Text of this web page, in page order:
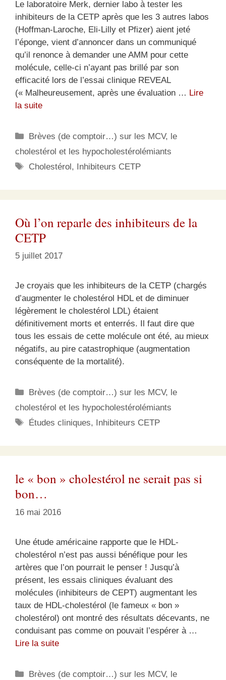
Le laboratoire Merk, dernier labo à tester les
inhibiteurs de la CETP après que les 3 autres labos
(Hoffman-Laroche, Eli-Lilly et Pfizer) aient jeté
l’éponge, vient d’annoncer dans un communiqué
qu’il renonce à demander une AMM pour cette
molécule, celle-ci n’ayant pas brillé par son
efficacité lors de l’essai clinique REVEAL
(« Malheureusement, après une évaluation … Lire
la suite
Catégories
Brèves (de comptoir…) sur les MCV, le
cholestérol et les hypocholestérolémiants
Étiquettes
Cholestérol, Inhibiteurs CETP
Où l’on reparle des inhibiteurs de la
CETP
5 juillet 2017
Je croyais que les inhibiteurs de la CETP (chargés
d’augmenter le cholestérol HDL et de diminuer
légèrement le cholestérol LDL) étaient
définitivement morts et enterrés. Il faut dire que
tous les essais de cette molécule ont été, au mieux
négatifs, au pire catastrophique (augmentation
conséquente de la mortalité).
Catégories
Brèves (de comptoir…) sur les MCV, le
cholestérol et les hypocholestérolémiants
Étiquettes
Études cliniques, Inhibiteurs CETP
le « bon » cholestérol ne serait pas si
bon…
16 mai 2016
Une étude américaine rapporte que le HDL-
cholestérol n’est pas aussi bénéfique pour les
artères que l’on pourrait le penser ! Jusqu’à
présent, les essais cliniques évaluant des
molécules (inhibiteurs de CEPT) augmentant les
taux de HDL-cholestérol (le fameux « bon »
cholestérol) ont montré des résultats décevants, ne
conduisant pas comme on pouvait l’espérer à …
Lire la suite
Catégories
Brèves (de comptoir…) sur les MCV, le